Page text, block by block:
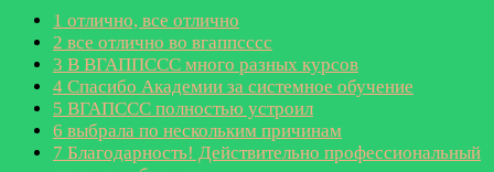
1 отлично, все отлично
2 все отлично во вгаппсссс
3 В ВГАППССС много разных курсов
4 Спасибо Академии за системное обучение
5 ВГАПССС полностью устроил
6 выбрала по нескольким причинам
7 Благодарность! Действительно профессиональный